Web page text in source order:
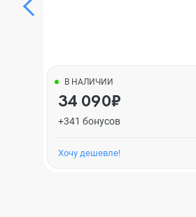
В НАЛИЧИИ
34 090₽
+341 бонусов
Хочу дешевле!